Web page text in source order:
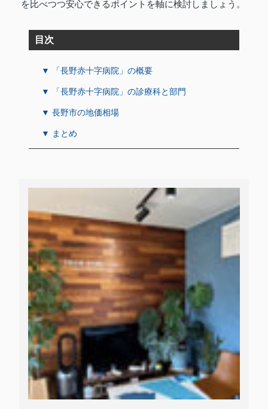
を比べつつ安心できるポイントを軸に検討しましょう。
目次
▼ 「長野赤十字病院」の概要
▼ 「長野赤十字病院」の診療科と部門
▼ 長野市の地価相場
▼ まとめ